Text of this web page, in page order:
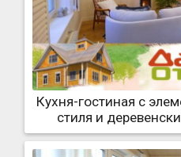
Кухня-гостиная с
стиля и